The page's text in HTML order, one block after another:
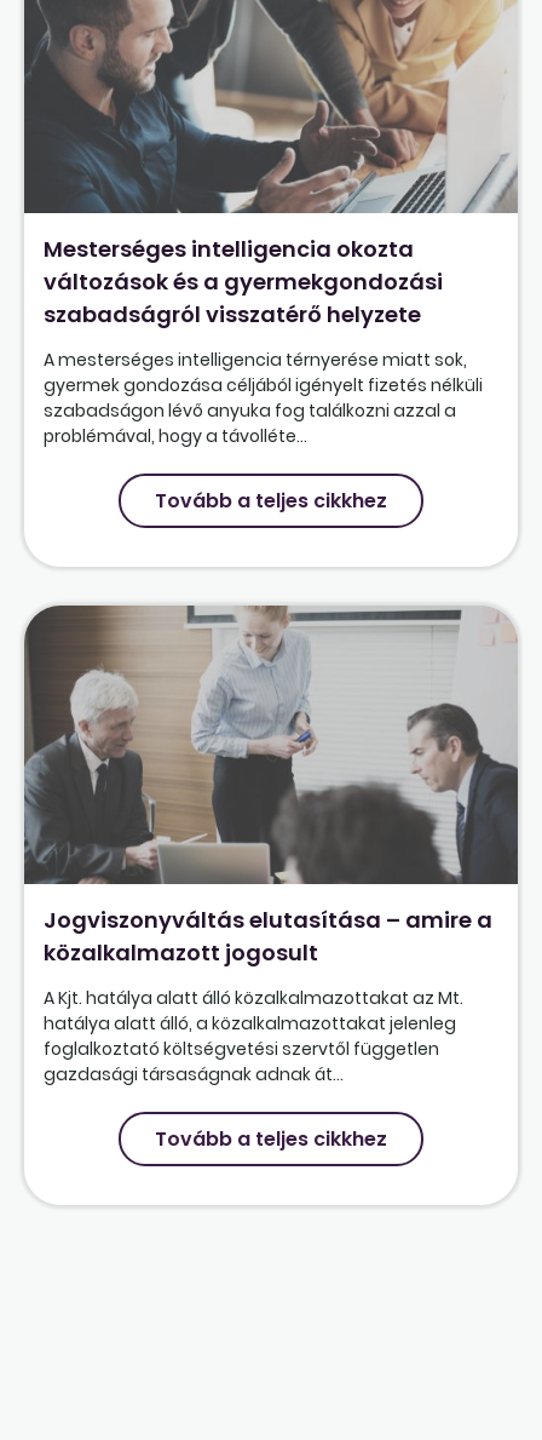
Mesterséges intelligencia okozta
változások és a gyermekgondozási
szabadságról visszatérő helyzete
A mesterséges intelligencia térnyerése miatt sok,
gyermek gondozása céljából igényelt fizetés nélküli
szabadságon lévő anyuka fog találkozni azzal a
problémával, hogy a távolléte...
Tovább a teljes cikkhez
Jogviszonyváltás elutasítása – amire a
közalkalmazott jogosult
A Kjt. hatálya alatt álló közalkalmazottakat az Mt.
hatálya alatt álló, a közalkalmazottakat jelenleg
foglalkoztató költségvetési szervtől független
gazdasági társaságnak adnak át...
Tovább a teljes cikkhez